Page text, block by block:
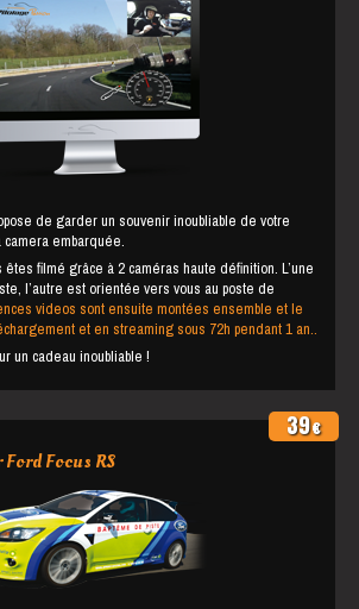
de garder un souvenir inoubliable de votre
embarquée.
filmé grâce à 2 caméras haute définition. L’une
l’autre est orientée vers vous au poste de
videos sont ensuite montées ensemble et le
et en streaming sous 72h pendant 1 an..
un cadeau inoubliable !
Focus RS
39€